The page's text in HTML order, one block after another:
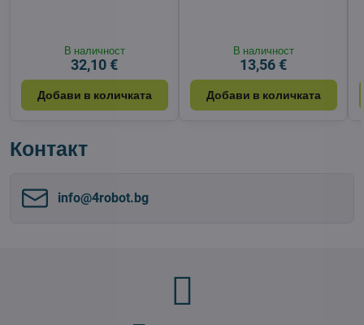
В наличност
32,10 €
Добави в количката
В наличност
13,56 €
Добави в количката
Контакт
info​@4robot​.bg